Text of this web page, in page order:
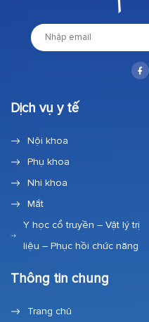
Dịch vụ y tế
Nội khoa
Phụ khoa
Nhi khoa
Mắt
Y học cổ truyền – Vật lý trị
liệu – Phục hồi chức năng
Thông tin chung
Trang chủ